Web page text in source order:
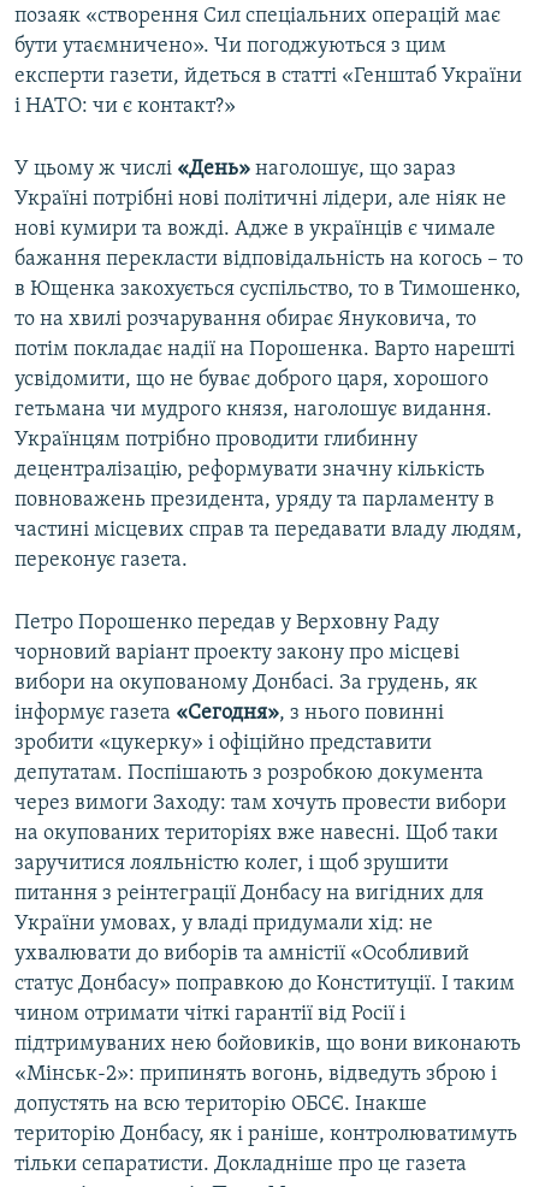
позаяк «створення Сил спеціальних операцій має
бути утаємничено». Чи погоджуються з цим
експерти газети, йдеться в статті «Генштаб України
і НАТО: чи є контакт?»
У цьому ж числі «День» наголошує, що зараз
Україні потрібні нові політичні лідери, але ніяк не
нові кумири та вожді. Адже в українців є чимале
бажання перекласти відповідальність на когось – то
в Ющенка закохується суспільство, то в Тимошенко,
то на хвилі розчарування обирає Януковича, то
потім покладає надії на Порошенка. Варто нарешті
усвідомити, що не буває доброго царя, хорошого
гетьмана чи мудрого князя, наголошує видання.
Українцям потрібно проводити глибинну
децентралізацію, реформувати значну кількість
повноважень президента, уряду та парламенту в
частині місцевих справ та передавати владу людям,
переконує газета.
Петро Порошенко передав у Верховну Раду
чорновий варіант проекту закону про місцеві
вибори на окупованому Донбасі. За грудень, як
інформує газета «Сегодня», з нього повинні
зробити «цукерку» і офіційно представити
депутатам. Поспішають з розробкою документа
через вимоги Заходу: там хочуть провести вибори
на окупованих територіях вже навесні. Щоб таки
заручитися лояльністю колег, і щоб зрушити
питання з реінтеграції Донбасу на вигідних для
України умовах, у владі придумали хід: не
ухвалювати до виборів та амністії «Особливий
статус Донбасу» поправкою до Конституції. І таким
чином отримати чіткі гарантії від Росії і
підтримуваних нею бойовиків, що вони виконають
«Мінськ-2»: припинять вогонь, відведуть зброю і
допустять на всю територію ОБСЄ. Інакше
територію Донбасу, як і раніше, контролюватимуть
тільки сепаратисти. Докладніше про це газета